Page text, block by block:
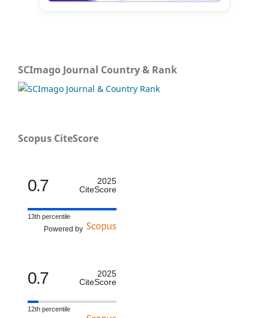
SCImago Journal Country & Rank
Scopus CiteScore
0.7
2025
CiteScore
13th percentile
Powered by
0.7
2025
CiteScore
12th percentile